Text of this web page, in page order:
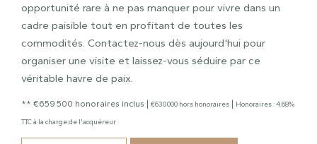
opportunité rare à ne pas manquer pour vivre dans un
cadre paisible tout en profitant de toutes les
commodités. Contactez-nous dès aujourd'hui pour
organiser une visite et laissez-vous séduire par ce
véritable havre de paix.
** €659 500 honoraires inclus | €630 000 hors honoraires | Honoraires : 4.68%
TTC à la charge de l'acquéreur